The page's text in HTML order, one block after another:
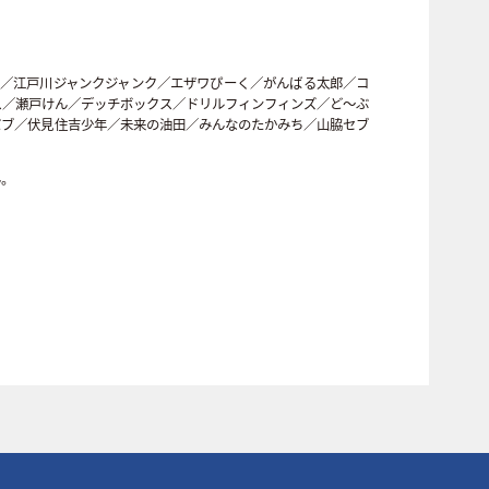
戸川ジャンクジャンク／エザワぴーく／がんばる太郎／コ
瀬戸けん／デッチボックス／ドリルフィンフィンズ／ど〜ぶ
／伏見住吉少年／未来の油田／みんなのたかみち／山脇セブ